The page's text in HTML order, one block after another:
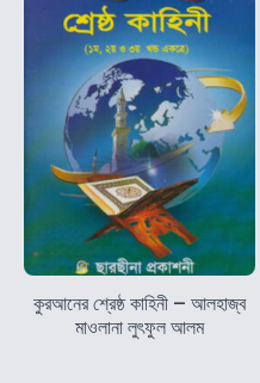
কুরআনের শ্রেষ্ঠ কাহিনী – আলহাজ্ব
মাওলানা লুৎফুল আলম